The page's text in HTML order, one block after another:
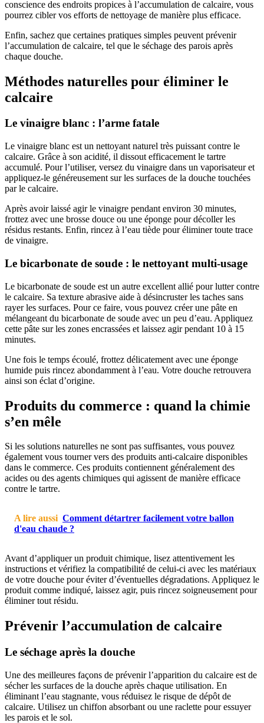
conscience des endroits propices à l’accumulation de calcaire, vous
pourrez cibler vos efforts de nettoyage de manière plus efficace.
Enfin, sachez que certaines pratiques simples peuvent prévenir
l’accumulation de calcaire, tel que le séchage des parois après
chaque douche.
Méthodes naturelles pour éliminer le
calcaire
Le vinaigre blanc : l’arme fatale
Le vinaigre blanc est un nettoyant naturel très puissant contre le
calcaire. Grâce à son acidité, il dissout efficacement le tartre
accumulé. Pour l’utiliser, versez du vinaigre dans un vaporisateur et
appliquez-le généreusement sur les surfaces de la douche touchées
par le calcaire.
Après avoir laissé agir le vinaigre pendant environ 30 minutes,
frottez avec une brosse douce ou une éponge pour décoller les
résidus restants. Enfin, rincez à l’eau tiède pour éliminer toute trace
de vinaigre.
Le bicarbonate de soude : le nettoyant multi-usage
Le bicarbonate de soude est un autre excellent allié pour lutter contre
le calcaire. Sa texture abrasive aide à désincruster les taches sans
rayer les surfaces. Pour ce faire, vous pouvez créer une pâte en
mélangeant du bicarbonate de soude avec un peu d’eau. Appliquez
cette pâte sur les zones encrassées et laissez agir pendant 10 à 15
minutes.
Une fois le temps écoulé, frottez délicatement avec une éponge
humide puis rincez abondamment à l’eau. Votre douche retrouvera
ainsi son éclat d’origine.
Produits du commerce : quand la chimie
s’en mêle
Si les solutions naturelles ne sont pas suffisantes, vous pouvez
également vous tourner vers des produits anti-calcaire disponibles
dans le commerce. Ces produits contiennent généralement des
acides ou des agents chimiques qui agissent de manière efficace
contre le tartre.
A lire aussi Comment détartrer facilement votre ballon
d'eau chaude ?
Avant d’appliquer un produit chimique, lisez attentivement les
instructions et vérifiez la compatibilité de celui-ci avec les matériaux
de votre douche pour éviter d’éventuelles dégradations. Appliquez le
produit comme indiqué, laissez agir, puis rincez soigneusement pour
éliminer tout résidu.
Prévenir l’accumulation de calcaire
Le séchage après la douche
Une des meilleures façons de prévenir l’apparition du calcaire est de
sécher les surfaces de la douche après chaque utilisation. En
éliminant l’eau stagnante, vous réduisez le risque de dépôt de
calcaire. Utilisez un chiffon absorbant ou une raclette pour essuyer
les parois et le sol.